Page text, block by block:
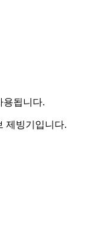
용됩니다.
제빙기입니다.